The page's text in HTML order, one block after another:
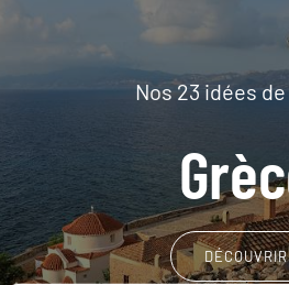
Nos 23 idées
DÉCOUVRIR